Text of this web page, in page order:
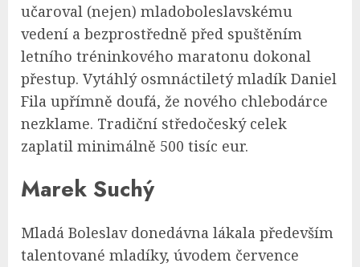
učaroval (nejen) mladoboleslavskému
vedení a bezprostředně před spuštěním
letního tréninkového maratonu dokonal
přestup. Vytáhlý osmnáctiletý mladík Daniel
Fila upřímně doufá, že nového chlebodárce
nezklame. Tradiční středočeský celek
zaplatil minimálně 500 tisíc eur.
Marek Suchý
Mladá Boleslav donedávna lákala především
talentované mladíky, úvodem července